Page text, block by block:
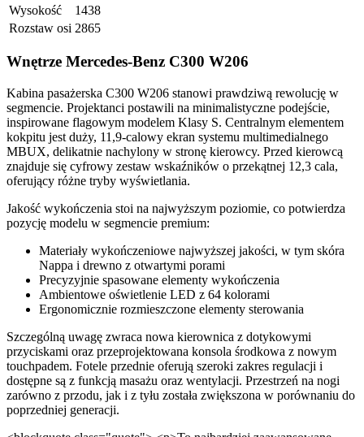
Wysokość
1438
Rozstaw osi 2865
Wnętrze Mercedes-Benz C300 W206
Kabina pasażerska C300 W206 stanowi prawdziwą rewolucję w
segmencie. Projektanci postawili na minimalistyczne podejście,
inspirowane flagowym modelem Klasy S. Centralnym elementem
kokpitu jest duży, 11,9-calowy ekran systemu multimedialnego
MBUX, delikatnie nachylony w stronę kierowcy. Przed kierowcą
znajduje się cyfrowy zestaw wskaźników o przekątnej 12,3 cala,
oferujący różne tryby wyświetlania.
Jakość wykończenia stoi na najwyższym poziomie, co potwierdza
pozycję modelu w segmencie premium:
Materiały wykończeniowe najwyższej jakości, w tym skóra
Nappa i drewno z otwartymi porami
Precyzyjnie spasowane elementy wykończenia
Ambientowe oświetlenie LED z 64 kolorami
Ergonomicznie rozmieszczone elementy sterowania
Szczególną uwagę zwraca nowa kierownica z dotykowymi
przyciskami oraz przeprojektowana konsola środkowa z nowym
touchpadem. Fotele przednie oferują szeroki zakres regulacji i
dostępne są z funkcją masażu oraz wentylacji. Przestrzeń na nogi
zarówno z przodu, jak i z tyłu została zwiększona w porównaniu do
poprzedniej generacji.